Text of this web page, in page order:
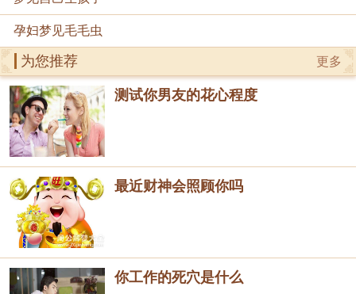
孕妇梦见毛毛虫
更多
为您推荐
测试你男友的花心程度
最近财神会照顾你吗
你工作的死穴是什么